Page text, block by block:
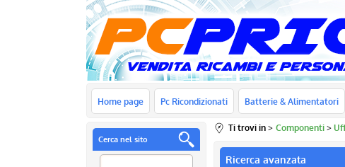
Home page Pc Ricondizionati Batterie & Alimentatori
Cerca nel sito
Ti trovi in Componenti
Ricerca avanzata